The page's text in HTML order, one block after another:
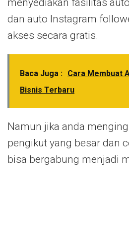
menyediakan fasilitas
dan auto Instagram
akses secara gratis.
Baca Juga : Cara Membuat
Bisnis Terbaru
Namun jika anda
pengikut yang besar dan
bisa bergabung menjadi